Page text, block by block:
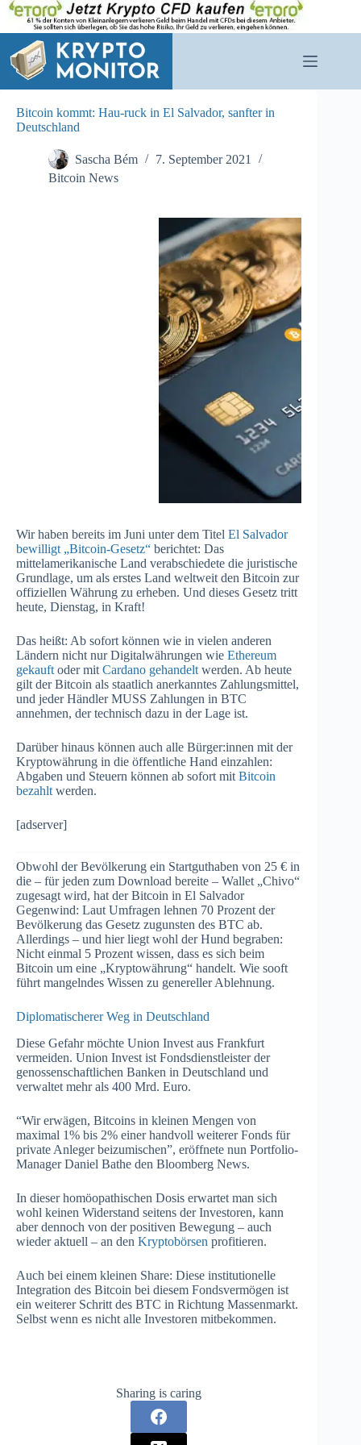
Zum
Inhalt
springen
Bitcoin kommt: Hau-ruck in El Salvador, sanfter in
Deutschland
Sascha Bém
7. September 2021
Bitcoin News
Wir haben bereits im Juni unter dem Titel El Salvador
bewilligt „Bitcoin-Gesetz“ berichtet: Das
mittelamerikanische Land verabschiedete die juristische
Grundlage, um als erstes Land weltweit den Bitcoin zur
offiziellen Währung zu erheben. Und dieses Gesetz tritt
heute, Dienstag, in Kraft!
Das heißt: Ab sofort können wie in vielen anderen
Ländern nicht nur Digitalwährungen wie Ethereum
gekauft oder mit Cardano gehandelt werden. Ab heute
gilt der Bitcoin als staatlich anerkanntes Zahlungsmittel,
und jeder Händler MUSS Zahlungen in BTC
annehmen, der technisch dazu in der Lage ist.
Darüber hinaus können auch alle Bürger:innen mit der
Kryptowährung in die öffentliche Hand einzahlen:
Abgaben und Steuern können ab sofort mit Bitcoin
bezahlt werden.
[adserver]
Obwohl der Bevölkerung ein Startguthaben von 25 € in
die – für jeden zum Download bereite – Wallet „Chivo“
zugesagt wird, hat der Bitcoin in El Salvador
Gegenwind: Laut Umfragen lehnen 70 Prozent der
Bevölkerung das Gesetz zugunsten des BTC ab.
Allerdings – und hier liegt wohl der Hund begraben:
Nicht einmal 5 Prozent wissen, dass es sich beim
Bitcoin um eine „Kryptowährung“ handelt. Wie sooft
führt mangelndes Wissen zu genereller Ablehnung.
Diplomatischerer Weg in Deutschland
Diese Gefahr möchte Union Invest aus Frankfurt
vermeiden. Union Invest ist Fondsdienstleister der
genossenschaftlichen Banken in Deutschland und
verwaltet mehr als 400 Mrd. Euro.
“Wir erwägen, Bitcoins in kleinen Mengen von
maximal 1% bis 2% einer handvoll weiterer Fonds für
private Anleger beizumischen”, eröffnete nun Portfolio-
Manager Daniel Bathe den Bloomberg News.
In dieser homöopathischen Dosis erwartet man sich
wohl keinen Widerstand seitens der Investoren, kann
aber dennoch von der positiven Bewegung – auch
wieder aktuell – an den Kryptobörsen profitieren.
Auch bei einem kleinen Share: Diese institutionelle
Integration des Bitcoin bei diesem Fondsvermögen ist
ein weiterer Schritt des BTC in Richtung Massenmarkt.
Selbst wenn es nicht alle Investoren mitbekommen.
Sharing is caring